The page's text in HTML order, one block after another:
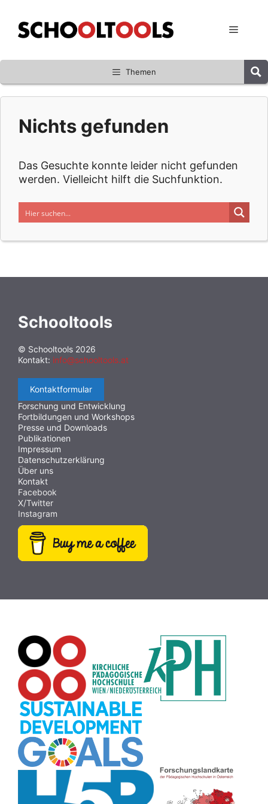
Inhalt
springen
Menü
Themen
Nichts gefunden
Das Gesuchte konnte leider nicht gefunden
werden. Vielleicht hilft die Suchfunktion.
Schooltools
© Schooltools 2026
Kontakt: info@schooltools.at
Kontaktformular
Forschung und Entwicklung
Fortbildungen und Workshops
Presse und Downloads
Publikationen
Impressum
Datenschutzerklärung
Über uns
Kontakt
Facebook
X/Twitter
Instagram